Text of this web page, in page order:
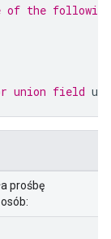
of the
union field
prośbę